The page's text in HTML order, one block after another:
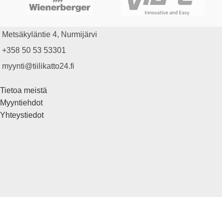
Metsäkyläntie 4, Nurmijärvi
+358 50 53 53301
myynti@tiilikatto24.fi
Tietoa meistä
Myyntiehdot
Yhteystiedot